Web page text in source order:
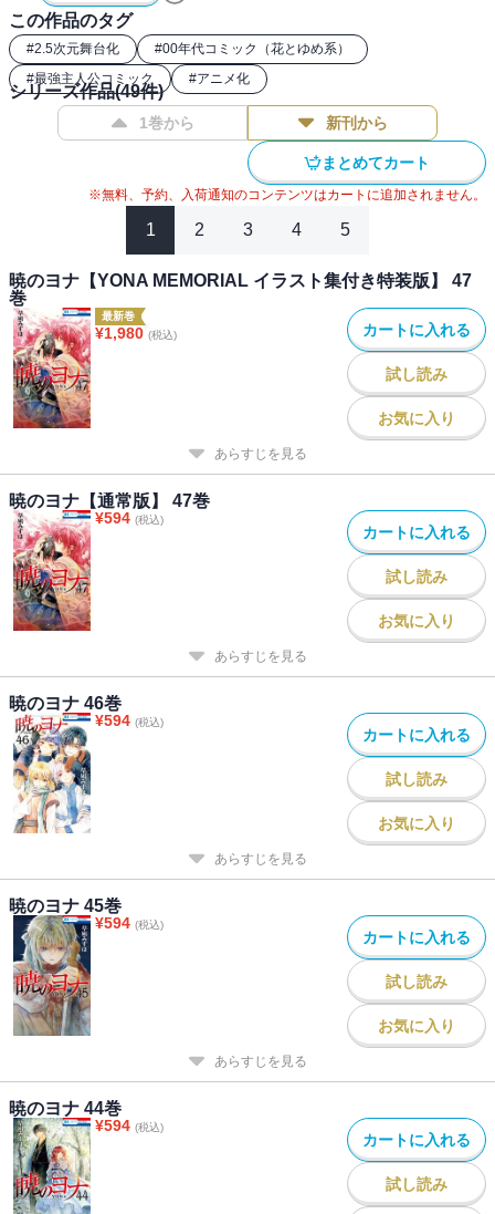
この作品のタグ
#2.5次元舞台化 #00年代コミック（花とゆめ系）
#最強主人公コミック #アニメ化
シリーズ作品(49件)
1巻から 新刊から
まとめてカート
※無料、予約、入荷通知のコンテンツはカートに追加されません。
1 2 3 4 5
暁のヨナ【YONA MEMORIAL イラスト集付き特装版】 47
巻
最新巻
¥1,980 (税込) カートに入れる
試し読み
お気に入り
あらすじを見る
暁のヨナ【通常版】 47巻
¥594 (税込)
カートに入れる
試し読み
お気に入り
あらすじを見る
暁のヨナ 46巻
¥594 (税込)
カートに入れる
試し読み
お気に入り
あらすじを見る
暁のヨナ 45巻
¥594 (税込)
カートに入れる
試し読み
お気に入り
あらすじを見る
暁のヨナ 44巻
¥594 (税込)
カートに入れる
試し読み